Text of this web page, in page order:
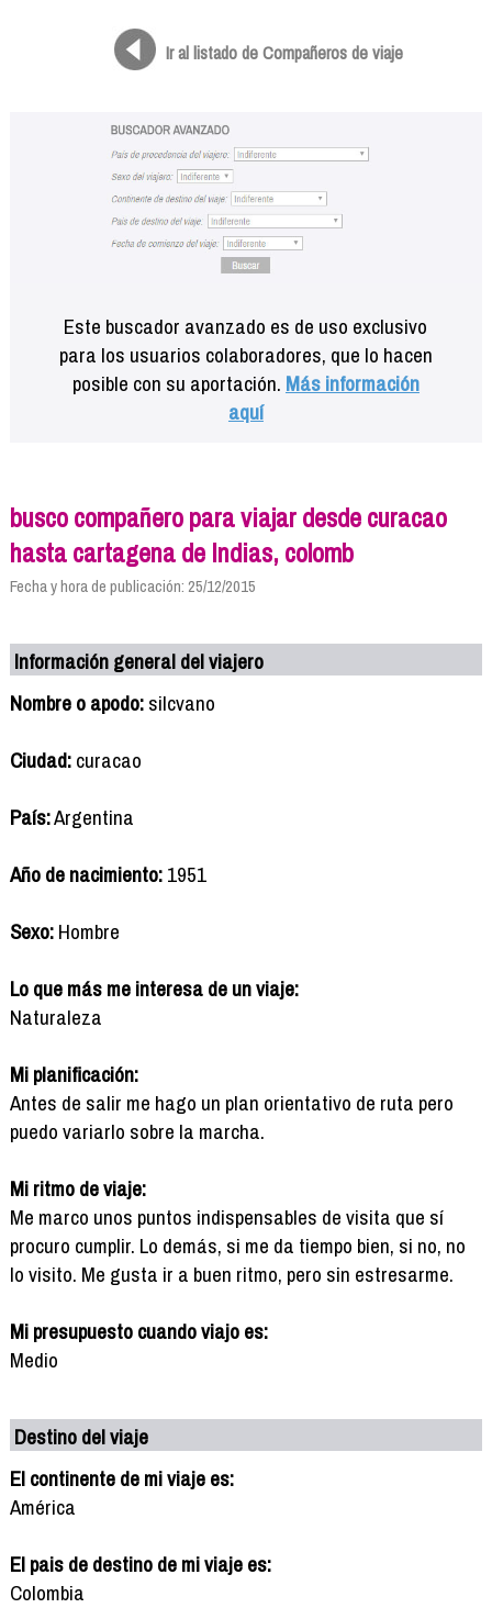
Ir al listado de Compañeros de viaje
Este buscador avanzado es de uso exclusivo
para los usuarios colaboradores, que lo hacen
posible con su aportación. Más información
aquí
busco compañero para viajar desde curacao
hasta cartagena de Indias, colomb
Fecha y hora de publicación: 25/12/2015
Información general del viajero
Nombre o apodo:silcvano
Ciudad:curacao
País:Argentina
Año de nacimiento:1951
Sexo:Hombre
Lo que más me interesa de un viaje:
Naturaleza
Mi planificación:
Antes de salir me hago un plan orientativo de ruta pero
puedo variarlo sobre la marcha.
Mi ritmo de viaje:
Me marco unos puntos indispensables de visita que sí
procuro cumplir. Lo demás, si me da tiempo bien, si no, no
lo visito. Me gusta ir a buen ritmo, pero sin estresarme.
Mi presupuesto cuando viajo es:
Medio
Destino del viaje
El continente de mi viaje es:
América
El pais de destino de mi viaje es:
Colombia